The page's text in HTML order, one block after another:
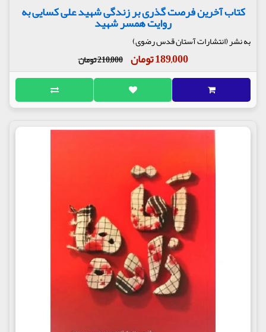
کتاب آخرین فرصت گذری بر زندگی شهید علی کسایی به
روایت همسر شهید
به نشر (انتشارات آستان قدس رضوی)
189,000 تومان 210,000 تومان